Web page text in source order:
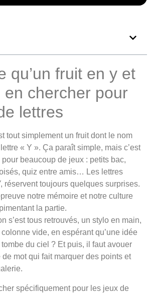
qu’un fruit en y et
en chercher pour
lettres
tout simplement un fruit dont le nom
« Y ». Ça paraît simple, mais c’est
beaucoup de jeux : petits bac,
quiz entre amis… Les lettres
réservent toujours quelques surprises.
notre mémoire et notre culture
la partie.
s’est tous retrouvés, un stylo en main,
vide, en espérant qu’une idée
du ciel ? Et puis, il faut avouer
de mot qui fait marquer des points et
spécifiquement pour les jeux de